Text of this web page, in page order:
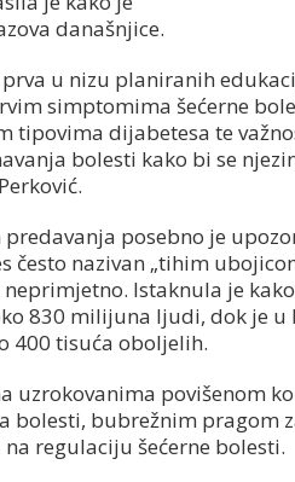
današnjice.
prva u nizu planiranih
simptomima šećerne
tipovima dijabetesa te
bolesti kako bi se
posebno je
često nazivan „tihim
Istaknula je
830 milijuna ljudi, dok je u
400 tisuća oboljelih.
povišenom
bubrežnim pragom
regulaciju šećerne bolesti.